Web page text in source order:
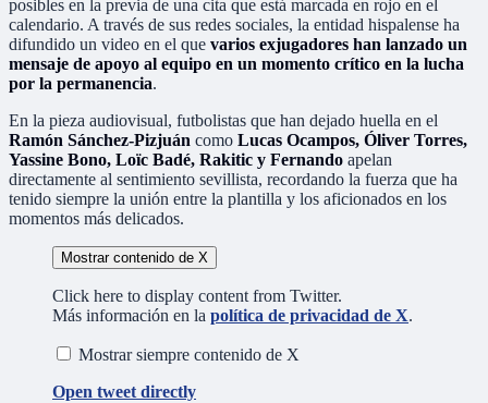
posibles en la previa de una cita que está marcada en rojo en el
calendario. A través de sus redes sociales, la entidad hispalense ha
difundido un video en el que varios exjugadores han lanzado un
mensaje de apoyo al equipo en un momento crítico en la lucha
por la permanencia.
En la pieza audiovisual, futbolistas que han dejado huella en el
Ramón Sánchez-Pizjuán como Lucas Ocampos, Óliver Torres,
Yassine Bono, Loïc Badé, Rakitic y Fernando apelan
directamente al sentimiento sevillista, recordando la fuerza que ha
tenido siempre la unión entre la plantilla y los aficionados en los
momentos más delicados.
Mostrar contenido de X
Click here to display content from Twitter.
Más información en la política de privacidad de X.
Mostrar siempre contenido de X
Open tweet directly